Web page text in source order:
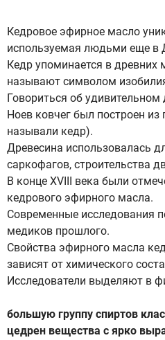
Кедровое эфирное масло
используемая людьми еще в
Кедр упоминается в древних
называют символом
Говориться об удивительном
Ноев ковчег был построен из
называли кедр).
Древесина использовалась
саркофагов, строительства
В конце XVIII века были
кедрового эфирного масла.
Современные исследования
медиков прошлого.
Свойства эфирного масла
зависят от химического
Исследователи выделяют в
большую группу спиртов
цедрен вещества с ярко